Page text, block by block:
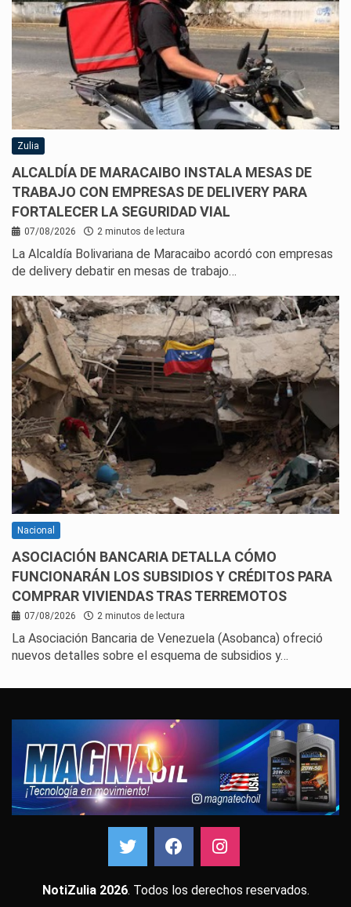
Zulia
ALCALDÍA DE MARACAIBO INSTALA MESAS DE
TRABAJO CON EMPRESAS DE DELIVERY PARA
FORTALECER LA SEGURIDAD VIAL
07/08/2026 2 minutos de lectura
La Alcaldía Bolivariana de Maracaibo acordó con empresas
de delivery debatir en mesas de trabajo…
Nacional
ASOCIACIÓN BANCARIA DETALLA CÓMO
FUNCIONARÁN LOS SUBSIDIOS Y CRÉDITOS PARA
COMPRAR VIVIENDAS TRAS TERREMOTOS
07/08/2026 2 minutos de lectura
La Asociación Bancaria de Venezuela (Asobanca) ofreció
nuevos detalles sobre el esquema de subsidios y…
NotiZulia 2026. Todos los derechos reservados.